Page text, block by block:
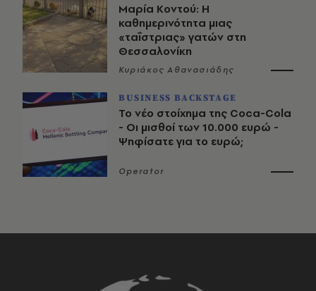
Μαρία Κοντού: Η
καθημερινότητα μιας
«ταΐστριας» γατών στη
Θεσσαλονίκη
Κυριάκος Αθανασιάδης
BUSINESS BACKSTAGE
Το νέο στοίχημα της Coca-Cola
- Οι μισθοί των 10.000 ευρώ -
Ψηφίσατε για το ευρώ;
Operator